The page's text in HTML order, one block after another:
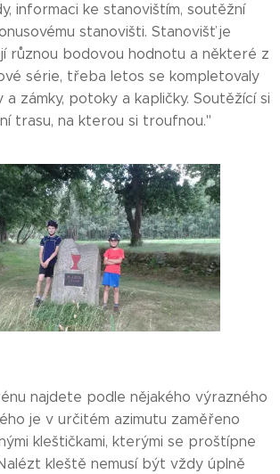
informaci ke stanovištím, soutěžní
stanovišti. Stanovišť je
různou bodovou hodnotu a některé z
série, třeba letos se kompletovaly
a zámky, potoky a kapličky. Soutěžící si
trasu, na kterou si troufnou."
najdete podle nějakého výrazného
je v určitém azimutu zaměřeno
kleštičkami, kterými se proštípne
kleště nemusí být vždy úplně